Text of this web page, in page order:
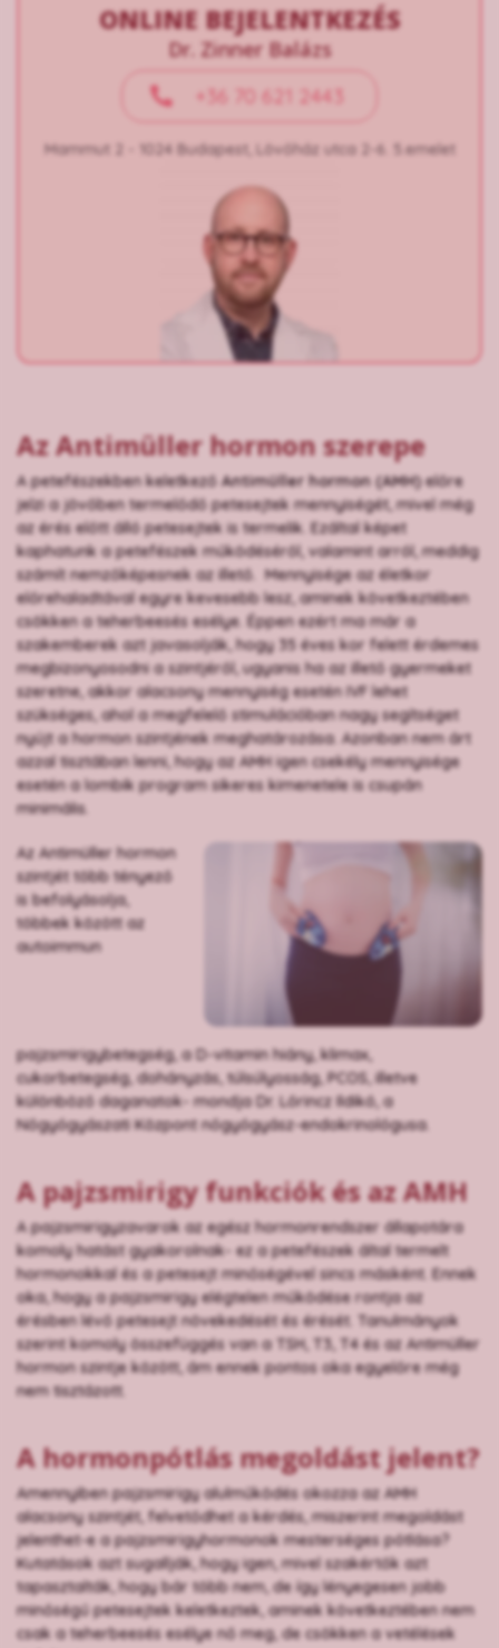
ONLINE BEJELENTKEZÉS
Dr. Zinner Balázs
+36 70 621 2443
Mammut 2 - 1024 Budapest, Lövőház utca 2-6. 5.emelet
Az Antimüller hormon szerepe
A petefészekben keletkezőAntimüller hormon (AMH)előre
jelzi a jövőben termelődő petesejtek mennyiségét, mivel még
az érés előtt álló petesejtek is termelik. Ezáltal képet
kaphatunk a petefészek működéséről, valamint arról, meddig
számít nemzőképesnek az illető. Mennyisége az életkor
előrehaladtával egyre kevesebb lesz, aminek következtében
csökken a teherbeesés esélye. Éppen ezért ma már a
szakemberek azt javasolják, hogy 35 éves kor felett érdemes
megbizonyosodni a szintjéről, ugyanis ha az illető gyermeket
szeretne, akkor alacsony mennyiség esetén IVF lehet
szükséges, ahol a megfelelő stimulációban nagy segítséget
nyújt a hormon szintjének meghatározása. Azonban nem árt
azzal tisztában lenni, hogy az AMH igen csekély mennyisége
esetén a lombik program sikeres kimenetele is csupán
minimális.
Az Antimüller hormon
szintjét több tényező
is befolyásolja,
többek között az
autoimmun
pajzsmirigybetegség, a D-vitamin hiány, klimax,
cukorbetegség, dohányzás, túlsúlyosság, PCOS, illetve
különböző daganatok- mondja Dr. Lőrincz Ildikó, a
Nőgyógyászati Központ nőgyógyász-endokrinológusa.
A pajzsmirigy funkciók és az AMH
A pajzsmirigyzavarok az egész hormonrendszer állapotára
komoly hatást gyakorolnak- ez a petefészek által termelt
hormonokkal és a petesejt minőségével sincs másként. Ennek
oka, hogy a pajzsmirigy elégtelen működése rontja az
érésben lévő petesejt növekedését és érését. Tanulmányok
szerint komoly összefüggés van a TSH, T3, T4 és az Antimüller
hormon szintje között, ám ennek pontos oka egyelőre még
nem tisztázott.
A hormonpótlás megoldást jelent?
Amennyiben pajzsmirigy alulműködés okozza az AMH
alacsony szintjét, felvetődhet a kérdés, miszerint megoldást
jelenthet-e a pajzsmirigyhormonok mesterséges pótlása?
Kutatások azt sugallják, hogy igen, mivel szakértők azt
tapasztalták, hogy bár több nem, de így lényegesen jobb
minőségű petesejtek keletkeztek, aminek következtében nem
csak a teherbeesés esélye nő meg, de csökken a vetélések